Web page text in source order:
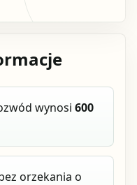
wynosi600
orzekania o